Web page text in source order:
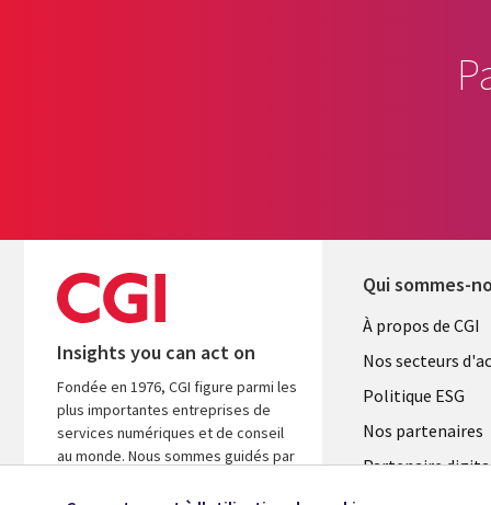
Insights you can act on
Fondée en 1976, CGI figure parmi les
plus importantes entreprises de
services numériques et de conseil
au monde. Nous sommes guidés par
Qui sommes-
Useful
links
FRANCE
À propos de CGI
Nos secteurs
Politique ESG
Nos partenaires
Partenaire